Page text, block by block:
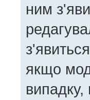
ним
якщо